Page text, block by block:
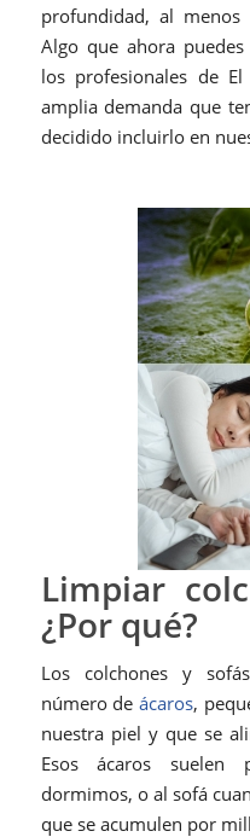
profundidad, al
Algo que ahora
los profesionales de
amplia demanda que
decidido incluirlo en
Limpiar
¿Por qué?
Los colchones y
número deácaros,
nuestra piel y que se
Esos ácaros suelen
dormimos, o al sofá
que se acumulen por